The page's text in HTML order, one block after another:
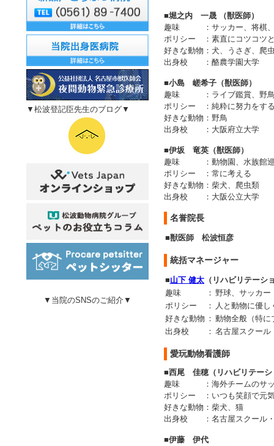
▼松波登記臣先生のブログ▼
▼当院のSNSのご紹介▼
■堀之内 一晟 （獣医師）
趣味
： サッカー、将棋
ポリシー
： 素直にコツコツ
好きな動物 ： 犬、うさぎ、爬
出身校
： 酪農学園大学
■小島 嵯希子（獣医師）
趣味
： ライブ鑑賞、野
ポリシー
： 純粋に努力をす
好きな動物 ： 野鳥
出身校
： 大阪府立大学
■伊坂 竜英（獣医師）
趣味
： 動物園、水族館
ポリシー
： 常に考える
好きな動物 ： 柴犬、爬虫類
出身校
： 大阪公立大学
名誉院長
■獣医師 松波恒彦
統括マネージャー
■山下 健太（リハビリテーシ
趣味
： 野球、サッカー
ポリシー
： 人と動物に優
好きな動物 ： 動物全般（特に
出身校
： 名古屋スクール
愛玩動物看護師
■西尾 佳穂（リハビリテーシ
趣味
： 海外チームのサ
ポリシー
： いつも笑顔で元
好きな動物 ： 柴犬、猫
出身校
： 名古屋スクール
■伊藤 伊代